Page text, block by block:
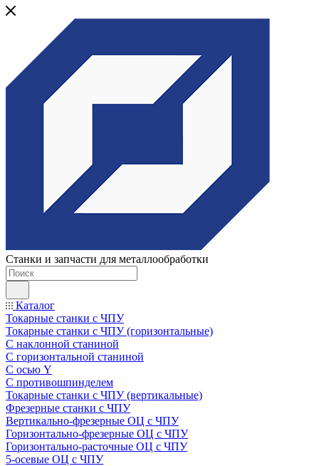
Станки и запчасти для металлообработки
Каталог
Токарные станки с ЧПУ
Токарные станки с ЧПУ (горизонтальные)
С наклонной станиной
С горизонтальной станиной
С осью Y
С противошпинделем
Токарные станки с ЧПУ (вертикальные)
Фрезерные станки с ЧПУ
Вертикально-фрезерные ОЦ с ЧПУ
Горизонтально-фрезерные ОЦ с ЧПУ
Горизонтально-расточные ОЦ с ЧПУ
5-осевые ОЦ с ЧПУ